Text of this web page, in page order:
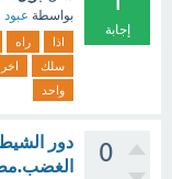
إجابة
بواسطة عبود
اذا راه
سلك
اخر
واحد
0
دور